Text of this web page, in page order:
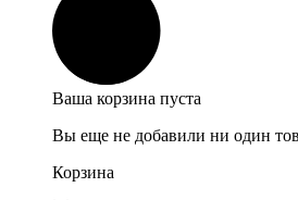
Ваша корзина пуста
Вы еще не добавили ни один
Корзина